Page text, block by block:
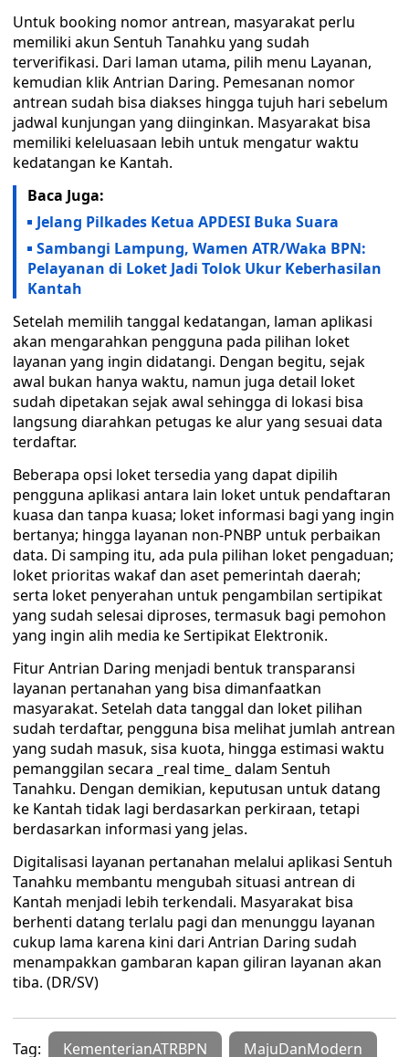
Untuk booking nomor antrean, masyarakat perlu
memiliki akun Sentuh Tanahku yang sudah
terverifikasi. Dari laman utama, pilih menu Layanan,
kemudian klik Antrian Daring. Pemesanan nomor
antrean sudah bisa diakses hingga tujuh hari sebelum
jadwal kunjungan yang diinginkan. Masyarakat bisa
memiliki keleluasaan lebih untuk mengatur waktu
kedatangan ke Kantah.
Baca Juga:
Jelang Pilkades Ketua APDESI Buka Suara
Sambangi Lampung, Wamen ATR/Waka BPN:
Pelayanan di Loket Jadi Tolok Ukur Keberhasilan
Kantah
Setelah memilih tanggal kedatangan, laman aplikasi
akan mengarahkan pengguna pada pilihan loket
layanan yang ingin didatangi. Dengan begitu, sejak
awal bukan hanya waktu, namun juga detail loket
sudah dipetakan sejak awal sehingga di lokasi bisa
langsung diarahkan petugas ke alur yang sesuai data
terdaftar.
Beberapa opsi loket tersedia yang dapat dipilih
pengguna aplikasi antara lain loket untuk pendaftaran
kuasa dan tanpa kuasa; loket informasi bagi yang ingin
bertanya; hingga layanan non-PNBP untuk perbaikan
data. Di samping itu, ada pula pilihan loket pengaduan;
loket prioritas wakaf dan aset pemerintah daerah;
serta loket penyerahan untuk pengambilan sertipikat
yang sudah selesai diproses, termasuk bagi pemohon
yang ingin alih media ke Sertipikat Elektronik.
Fitur Antrian Daring menjadi bentuk transparansi
layanan pertanahan yang bisa dimanfaatkan
masyarakat. Setelah data tanggal dan loket pilihan
sudah terdaftar, pengguna bisa melihat jumlah antrean
yang sudah masuk, sisa kuota, hingga estimasi waktu
pemanggilan secara _real time_ dalam Sentuh
Tanahku. Dengan demikian, keputusan untuk datang
ke Kantah tidak lagi berdasarkan perkiraan, tetapi
berdasarkan informasi yang jelas.
Digitalisasi layanan pertanahan melalui aplikasi Sentuh
Tanahku membantu mengubah situasi antrean di
Kantah menjadi lebih terkendali. Masyarakat bisa
berhenti datang terlalu pagi dan menunggu layanan
cukup lama karena kini dari Antrian Daring sudah
menampakkan gambaran kapan giliran layanan akan
tiba. (DR/SV)
Tag: KementerianATRBPN MajuDanModern